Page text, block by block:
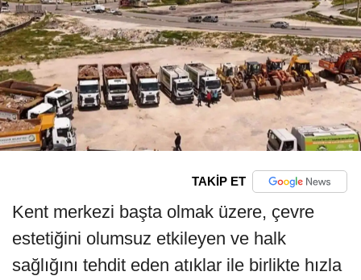
TAKİP ET
Kent merkezi başta olmak üzere, çevre
estetiğini olumsuz etkileyen ve halk
sağlığını tehdit eden atıklar ile birlikte hızla